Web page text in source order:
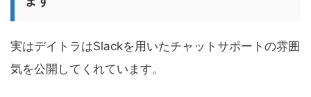
実はデイトラはSlackを用いたチャットサポートの雰囲
気を公開してくれています。